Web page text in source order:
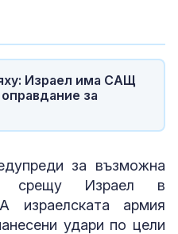
Израел има САЩ
за
за възможна
срещу Израел в
израелската армия
удари по цели